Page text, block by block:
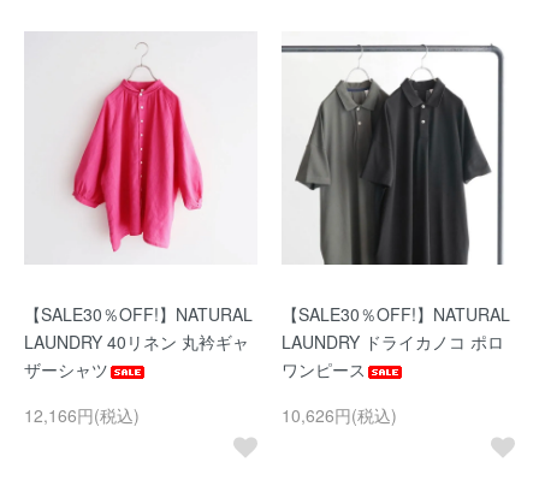
【SALE30％OFF!】NATURAL
LAUNDRY 40リネン 丸衿ギャ
ザーシャツ
12,166円(税込)
【SALE30％OFF!】NATURAL
LAUNDRY ドライカノコ ポロ
ワンピース
10,626円(税込)